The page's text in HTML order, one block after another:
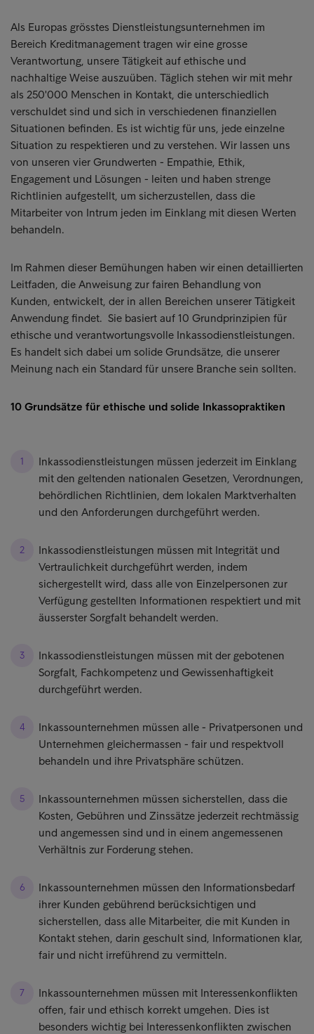
Als Europas grösstes Dienstleistungsunternehmen im
Bereich Kreditmanagement tragen wir eine grosse
Verantwortung, unsere Tätigkeit auf ethische und
nachhaltige Weise auszuüben. Täglich stehen wir mit mehr
als 250'000 Menschen in Kontakt, die unterschiedlich
verschuldet sind und sich in verschiedenen finanziellen
Situationen befinden. Es ist wichtig für uns, jede einzelne
Situation zu respektieren und zu verstehen. Wir lassen uns
von unseren vier Grundwerten - Empathie, Ethik,
Engagement und Lösungen - leiten und haben strenge
Richtlinien aufgestellt, um sicherzustellen, dass die
Mitarbeiter von Intrum jeden im Einklang mit diesen Werten
behandeln.
Im Rahmen dieser Bemühungen haben wir einen detaillierten
Leitfaden, die Anweisung zur fairen Behandlung von
Kunden, entwickelt, der in allen Bereichen unserer Tätigkeit
Anwendung findet. Sie basiert auf 10 Grundprinzipien für
ethische und verantwortungsvolle Inkassodienstleistungen.
Es handelt sich dabei um solide Grundsätze, die unserer
Meinung nach ein Standard für unsere Branche sein sollten.
10 Grundsätze für ethische und solide Inkassopraktiken
Inkassodienstleistungen müssen jederzeit im Einklang
mit den geltenden nationalen Gesetzen, Verordnungen,
behördlichen Richtlinien, dem lokalen Marktverhalten
und den Anforderungen durchgeführt werden.
Inkassodienstleistungen müssen mit Integrität und
Vertraulichkeit durchgeführt werden, indem
sichergestellt wird, dass alle von Einzelpersonen zur
Verfügung gestellten Informationen respektiert und mit
äusserster Sorgfalt behandelt werden.
Inkassodienstleistungen müssen mit der gebotenen
Sorgfalt, Fachkompetenz und Gewissenhaftigkeit
durchgeführt werden.
Inkassounternehmen müssen alle - Privatpersonen und
Unternehmen gleichermassen - fair und respektvoll
behandeln und ihre Privatsphäre schützen.
Inkassounternehmen müssen sicherstellen, dass die
Kosten, Gebühren und Zinssätze jederzeit rechtmässig
und angemessen sind und in einem angemessenen
Verhältnis zur Forderung stehen.
Inkassounternehmen müssen den Informationsbedarf
ihrer Kunden gebührend berücksichtigen und
sicherstellen, dass alle Mitarbeiter, die mit Kunden in
Kontakt stehen, darin geschult sind, Informationen klar,
fair und nicht irreführend zu vermitteln.
Inkassounternehmen müssen mit Interessenkonflikten
offen, fair und ethisch korrekt umgehen. Dies ist
besonders wichtig bei Interessenkonflikten zwischen